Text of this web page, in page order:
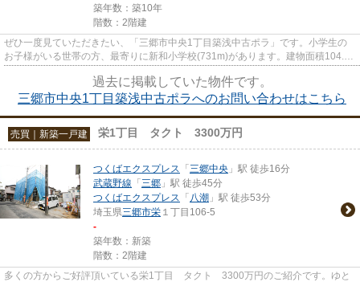
築年数：築10年
階数：2階建
ぜひ一度見ていただきたい、「三郷市中央1丁目築浅中古ポラ」です。小学生の
お子様がいる世帯の方、最寄りに新和小学校(731m)があります。建物面積104.33
過去に掲載していた物件です。
三郷市中央1丁目築浅中古ポラへのお問い合わせはこちら
売買｜新築一戸建 栄1丁目 タクト 3300万円
つくばエクスプレス 「 三郷中央 」駅 徒歩16分
武蔵野線 「 三郷 」駅 徒歩45分
つくばエクスプレス 「 八潮 」駅 徒歩53分
埼玉県三郷市栄 １丁目106-5
-
築年数：新築
階数：2階建
多くの方からご好評頂いている栄1丁目 タクト 3300万円のご紹介です。ゆと